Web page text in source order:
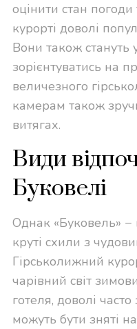
оцінити стан
курорті доволі
Вони також стануть
зорієнтуватись на
величезного
камерам також
витягах.
Види
Буковелі
Однак «Буковель» −
круті схили з
Гірськолижний
чарівний світ
готеля, доволі часто
можуть бути зняті